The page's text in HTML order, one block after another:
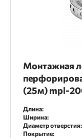
Монтажная
(25м) mpl-
Длина:
Ширина:
Диаметр отверстия:
Покрытие: